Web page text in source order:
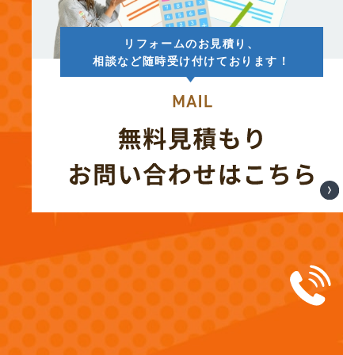
2025年1月 (13)
2024年12月 (12)
(14)
2024年10月 (15)
2024年8月
2024年7月 (17)
2024年6月 (14)
リフォームのお見積り、
相談など随時受け付けております！